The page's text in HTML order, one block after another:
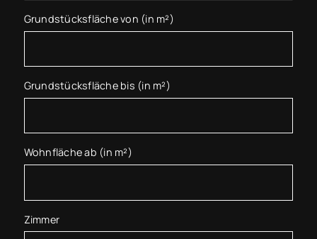
Grundstücksfläche von (in m²)
Grundstücksfläche bis (in m²)
Wohnfläche ab (in m²)
Zimmer